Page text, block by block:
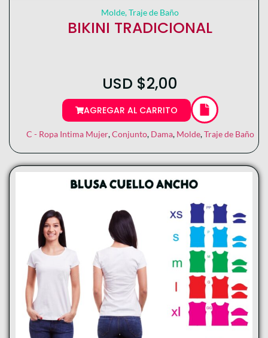
Molde,Traje de Baño
BIKINI TRADICIONAL
USD $2,00
AGREGAR AL CARRITO
C - Ropa Intima Mujer, Conjunto, Dama, Molde, Traje de Baño